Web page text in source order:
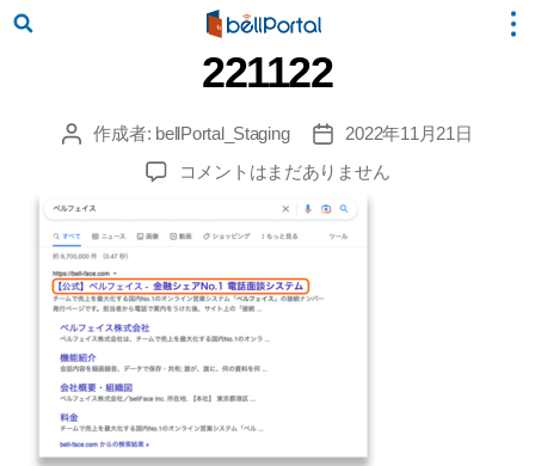
221122
投
作成者: bellPortal_Staging
投
稿
日
2022年11月21日
221122
コメントはまだありません